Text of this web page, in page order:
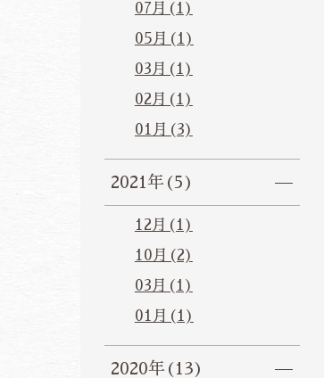
07月(1)
05月(1)
03月(1)
02月(1)
01月(3)
2021年(5)
12月(1)
10月(2)
03月(1)
01月(1)
2020年(13)